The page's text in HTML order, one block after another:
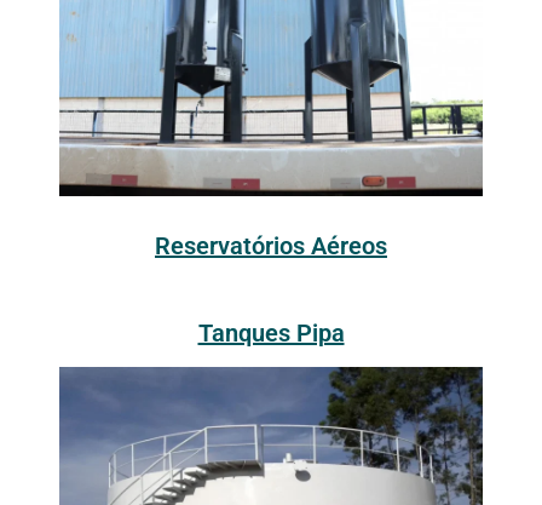
Reservatórios Aéreos
Tanques Pipa